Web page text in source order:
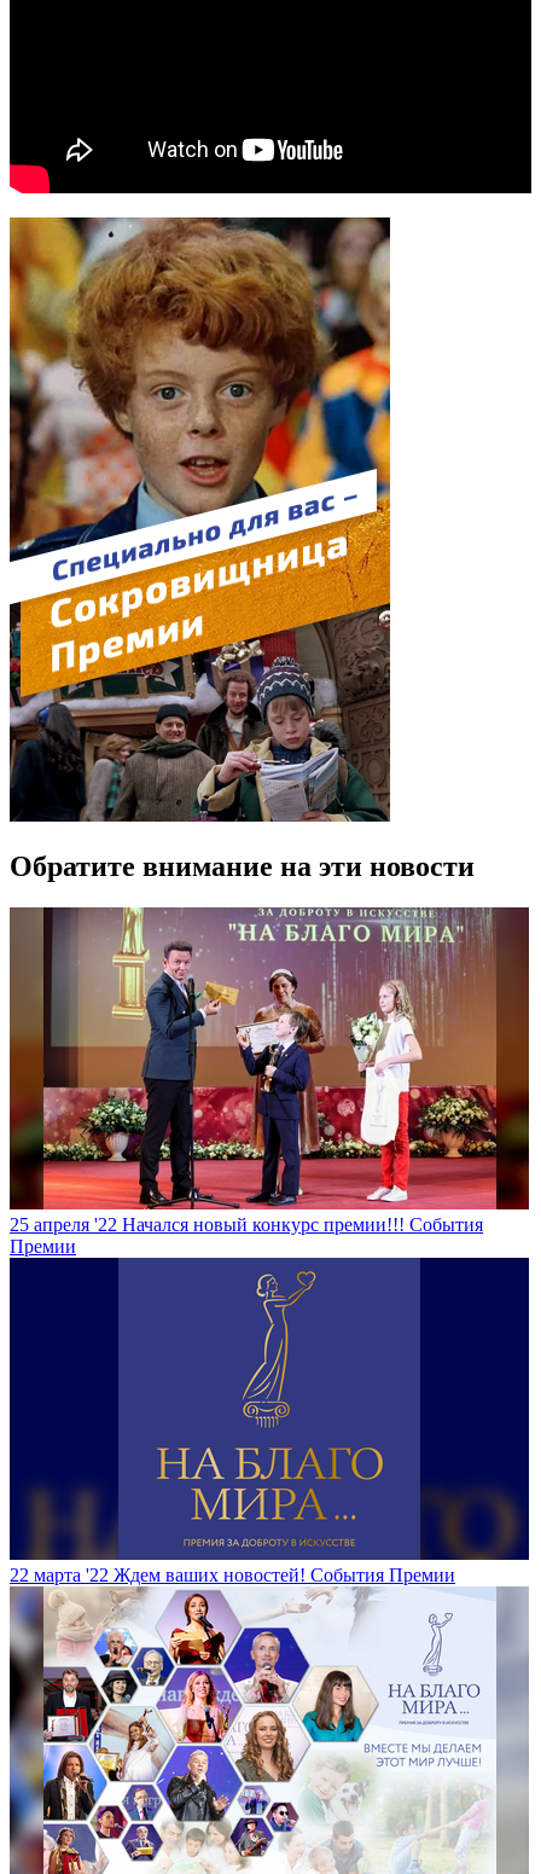
Обратите внимание на эти новости
25 апреля '22 Начался новый конкурс премии!!! События
Премии
22 марта '22 Ждем ваших новостей! События Премии